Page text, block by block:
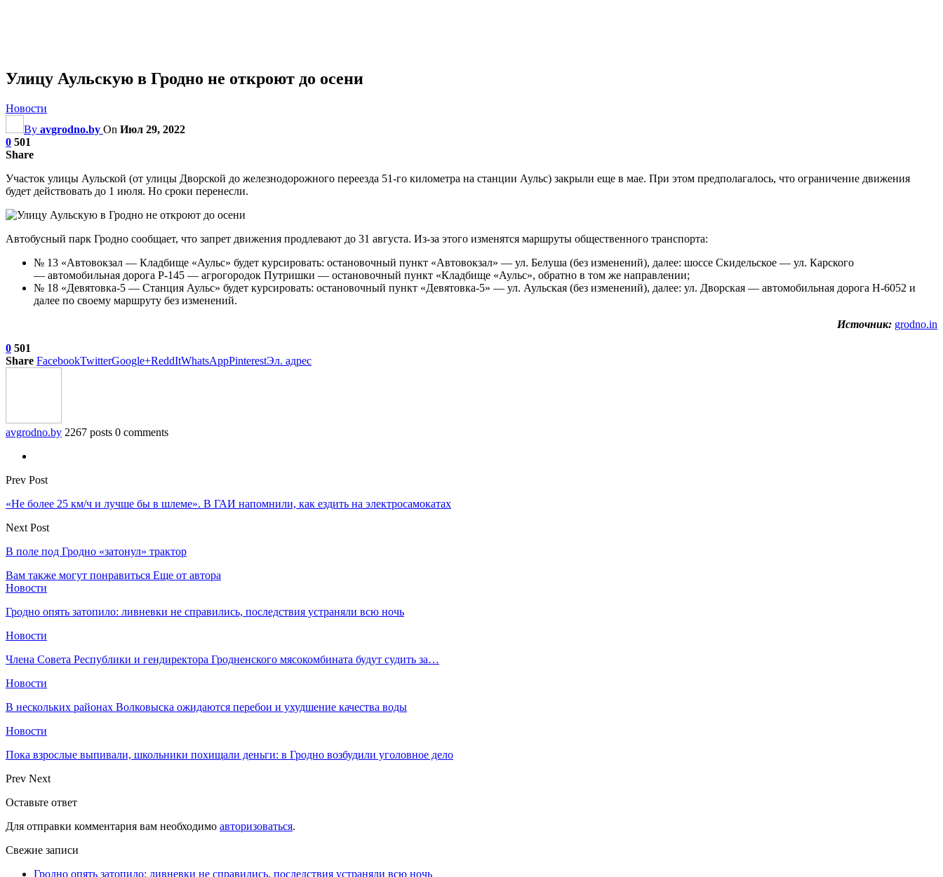
Улицу Аульскую в Гродно не откроют до осени
Новости
By avgrodno.by On Июл 29, 2022
0 501
Share
Участок улицы Аульской (от улицы Дворской до железнодорожного переезда 51-го километра на станции Аульс) закрыли еще в мае. При этом предполагалось, что ограничение движения
будет действовать до 1 июля. Но сроки перенесли.
Автобусный парк Гродно сообщает, что запрет движения продлевают до 31 августа. Из-за этого изменятся маршруты общественного транспорта:
№ 13 «Автовокзал — Кладбище «Аульс» будет курсировать: остановочный пункт «Автовокзал» — ул. Белуша (без изменений), далее: шоссе Скидельское — ул. Карского
— автомобильная дорога Р-145 — агрогородок Путришки — остановочный пункт «Кладбище «Аульс», обратно в том же направлении;
№ 18 «Девятовка-5 — Станция Аульс» будет курсировать: остановочный пункт «Девятовка-5» — ул. Аульская (без изменений), далее: ул. Дворская — автомобильная дорога Н-6052 и
далее по своему маршруту без изменений.
Источник: grodno.in
0 501
Share FacebookTwitterGoogle+ReddItWhatsAppPinterestЭл. адрес
avgrodno.by 2267 posts 0 comments
Prev Post
«Не более 25 км/ч и лучше бы в шлеме». В ГАИ напомнили, как ездить на электросамокатах
Next Post
В поле под Гродно «затонул» трактор
Вам также могут понравиться Еще от автора
Новости
Гродно опять затопило: ливневки не справились, последствия устраняли всю ночь
Новости
Члена Совета Республики и гендиректора Гродненского мясокомбината будут судить за…
Новости
В нескольких районах Волковыска ожидаются перебои и ухудшение качества воды
Новости
Пока взрослые выпивали, школьники похищали деньги: в Гродно возбудили уголовное дело
Prev Next
Оставьте ответ
Для отправки комментария вам необходимо авторизоваться.
Свежие записи
Гродно опять затопило: ливневки не справились, последствия устраняли всю ночь